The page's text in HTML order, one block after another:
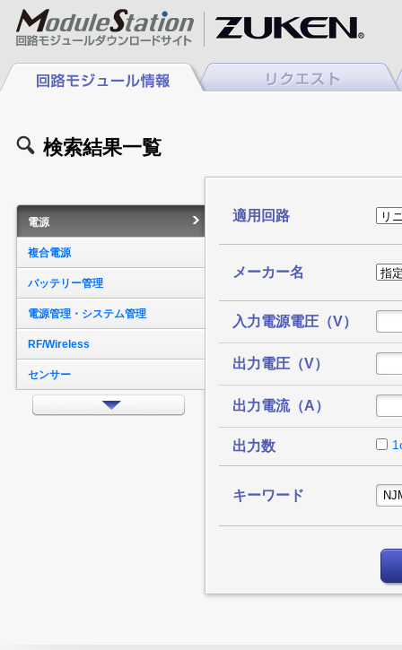
検索結果一覧
電源
複合電源
バッテリー管理
電源管理・システム管理
RF/Wireless
センサー
インターフェイス
適用回路
メーカー名
入力電源電圧（V）
出力電圧（V）
出力電流（A）
出力数
キーワード